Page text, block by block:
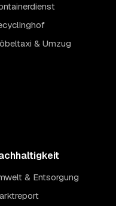
& Umzug
& Entsorgung